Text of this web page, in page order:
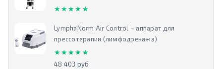
★★★★★
★★★★★
LymphaNorm Air Control – аппарат для
прессотерапии (лимфодренажа)
★★★★★
★★★★★
48 403 руб.